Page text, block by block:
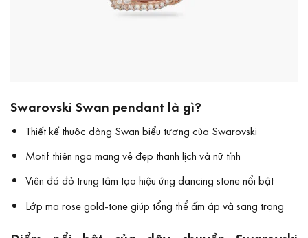
Swarovski Swan pendant là gì?
Thiết kế thuộc dòng Swan biểu tượng của Swarovski
Motif thiên nga mang vẻ đẹp thanh lịch và nữ tính
Viên đá đỏ trung tâm tạo hiệu ứng dancing stone nổi bật
Lớp mạ rose gold-tone giúp tổng thể ấm áp và sang trọng